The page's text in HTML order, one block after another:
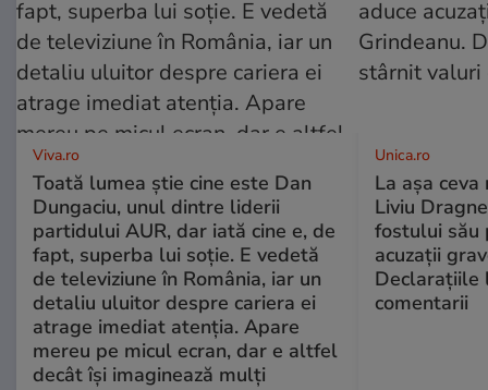
Viva.ro
Toată lumea știe cine este Dan
Dungaciu, unul dintre liderii
partidului AUR, dar iată cine e, de
fapt, superba lui soție. E vedetă
de televiziune în România, iar un
detaliu uluitor despre cariera ei
atrage imediat atenția. Apare
mereu pe micul ecran, dar e altfel
decât își imaginează mulți
Unica.ro
La așa
Liviu
fostului său
acuzații
Declarațiile
comentarii